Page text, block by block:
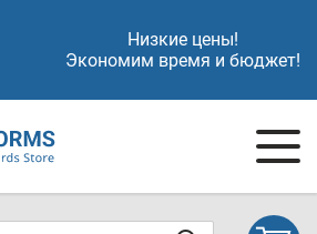
Низкие цены!
Экономим время и бюджет!